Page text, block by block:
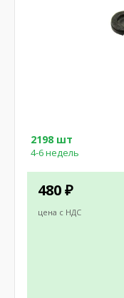
480 ₽
цена с НДС
2198 шт
4-6 недель